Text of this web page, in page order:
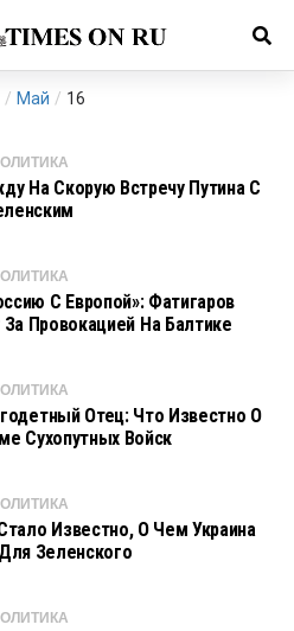
/ Май / 16
На Скорую Встречу Путина С
С Европой»: Фатигаров
Провокацией На Балтике
Отец: Что Известно О
Сухопутных Войск
Известно, О Чем Украина
Зеленского